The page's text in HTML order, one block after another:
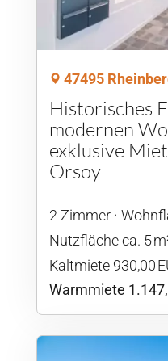
47495
Historisches
modernen
exklusive
Orsoy
2 Zimmer
Nutzfläche ca. 5
Kaltmiete 930,00
Warmmiete